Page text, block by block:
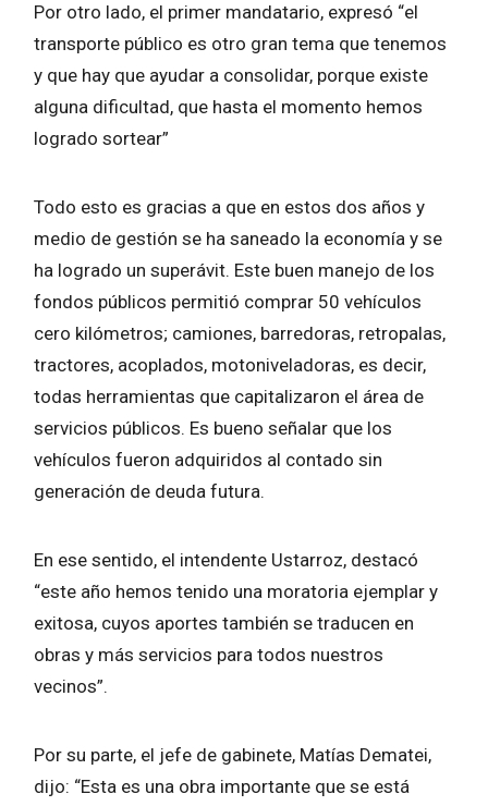
Por otro lado, el primer mandatario, expresó “el
transporte público es otro gran tema que tenemos
y que hay que ayudar a consolidar, porque existe
alguna dificultad, que hasta el momento hemos
logrado sortear”
Todo esto es gracias a que en estos dos años y
medio de gestión se ha saneado la economía y se
ha logrado un superávit. Este buen manejo de los
fondos públicos permitió comprar 50 vehículos
cero kilómetros; camiones, barredoras, retropalas,
tractores, acoplados, motoniveladoras, es decir,
todas herramientas que capitalizaron el área de
servicios públicos. Es bueno señalar que los
vehículos fueron adquiridos al contado sin
generación de deuda futura.
En ese sentido, el intendente Ustarroz, destacó
“este año hemos tenido una moratoria ejemplar y
exitosa, cuyos aportes también se traducen en
obras y más servicios para todos nuestros
vecinos”.
Por su parte, el jefe de gabinete, Matías Dematei,
dijo: “Esta es una obra importante que se está